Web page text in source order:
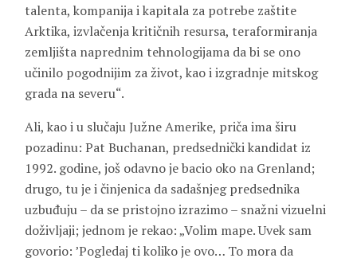
talenta, kompanija i kapitala za potrebe zaštite
Arktika, izvlačenja kritičnih resursa, teraformiranja
zemljišta naprednim tehnologijama da bi se ono
učinilo pogodnijim za život, kao i izgradnje mitskog
grada na severu“.
Ali, kao i u slučaju Južne Amerike, priča ima širu
pozadinu: Pat Buchanan, predsednički kandidat iz
1992. godine, još odavno je bacio oko na Grenland;
drugo, tu je i činjenica da sadašnjeg predsednika
uzbuđuju – da se pristojno izrazimo – snažni vizuelni
doživljaji; jednom je rekao: „Volim mape. Uvek sam
govorio: ’Pogledaj ti koliko je ovo… To mora da